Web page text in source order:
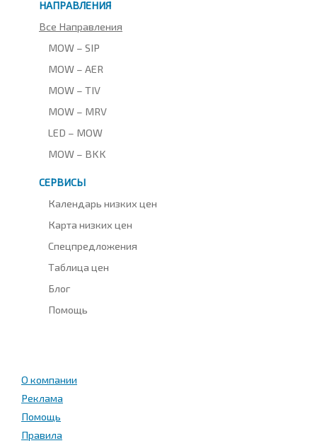
НАПРАВЛЕНИЯ
Все Направления
MOW – SIP
MOW – AER
MOW – TIV
MOW – MRV
LED – MOW
MOW – BKK
СЕРВИСЫ
Календарь низких цен
Карта низких цен
Спецпредложения
Таблица цен
Блог
Помощь
О компании
Реклама
Помощь
Правила